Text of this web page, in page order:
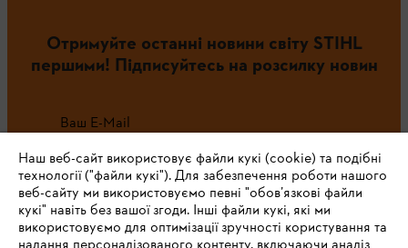
Отримуйте останні новини світу STIHL
першими! Підписуйтесь на розсилку новин
Ваш E-Mail
Зареєструватись зараз
Наш веб-сайт використовує файли кукі (cookie) та подібні
технології ("файли кукі"). Для забезпечення роботи нашого
веб-сайту ми використовуємо певні "обов’язкові файли
кукі" навіть без вашої згоди. Інші файли кукі, які ми
використовуємо для оптимізації зручності користування та